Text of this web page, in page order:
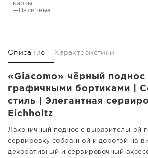
карты
—Наличные
Описание Характеристики
«Giacomo» чёрный поднос
графичными бортиками |
стиль | Элегантная
Eichholtz
Лаконичный поднос с выразительной
сервировку собранной и дорогой на
декоративный и сервировочный